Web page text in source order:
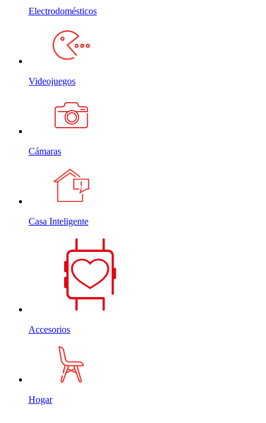
Electrodomésticos
Videojuegos
Cámaras
Casa Inteligente
Accesorios
Hogar